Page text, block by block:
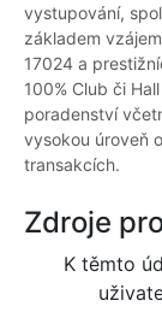
vystupování,
základem
17024 a
100% Club či
poradenství
vysokou úroveň
transakcích.
Zdroje
K těmto